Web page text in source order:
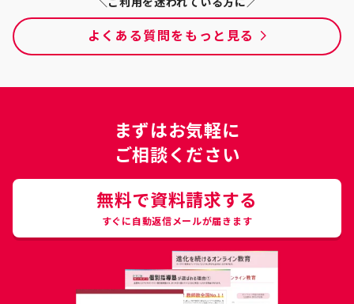
は集中が続かなかった方でも、楽しみながら集中して
勉強できます。
です。
はい、自由に追加できます。担当の教育プランナーと
相談しながら、ご状況に合わせて受講科目や回数を柔
軟に決められます。定期テスト前や入試前、長期休み
中の集中特訓として授業を追加する方も多くいらっし
＼ご利用を迷われている方に／
よくある質問をもっと見る
まずはお気軽に
ご相談ください
無料で資料請求する
すぐに自動返信メールが届きます